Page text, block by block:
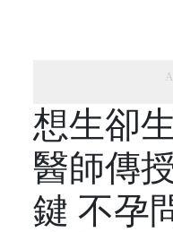
想生卻
醫師傳
鍵 不孕